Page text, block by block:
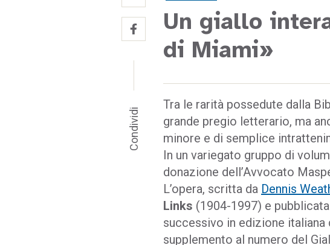
Condividi
Un giallo
di Miami»
Tra le rarità possedute dalla
grande pregio letterario, ma
minore e di semplice
In un variegato gruppo di
donazione dell’Avvocato
L’opera, scritta da Dennis
Links (1904-1997) e
successivo in edizione
supplemento al numero del